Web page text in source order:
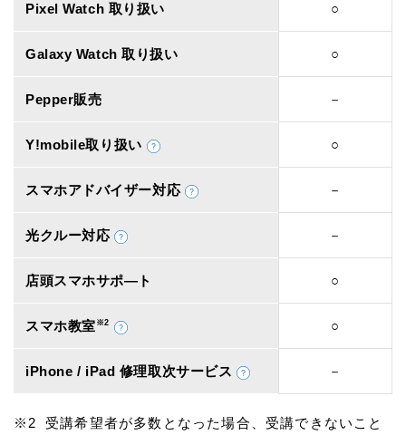
Pixel Watch 取り扱い ○
Galaxy Watch 取り扱い ○
Pepper販売 －
Y!mobile取り扱い ○
スマホアドバイザー対応 －
光クルー対応 －
店頭スマホサポ―ト ○
スマホ教室 ※2 ○
iPhone / iPad 修理取次サービス －
受講希望者が多数となった場合、受講できないこと